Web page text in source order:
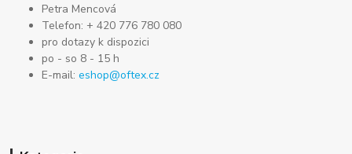
Petra Mencová
Telefon: + 420 776 780 080
pro dotazy k dispozici
po - so 8 - 15 h
E-mail:eshop@oftex.cz